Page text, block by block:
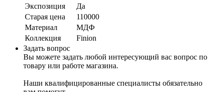
Экспозиция
Да
Старая цена
110000
Материал
МДФ
Коллекция
Finion
Задать вопрос
Вы можете задать любой интересующий вас вопрос по
товару или работе магазина.
Наши квалифицированные специалисты обязательно